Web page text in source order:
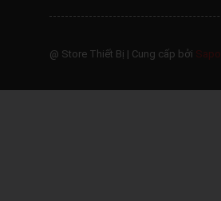
@ Store Thiết Bị | Cung cấp bởi Sapo